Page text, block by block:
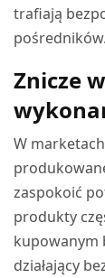
trafiają
pośredników.
Znicze
W
zaspokoić
produkty
kupowanym
działający